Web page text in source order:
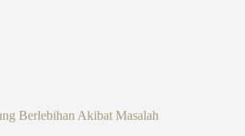
Berlebihan Akibat Masalah